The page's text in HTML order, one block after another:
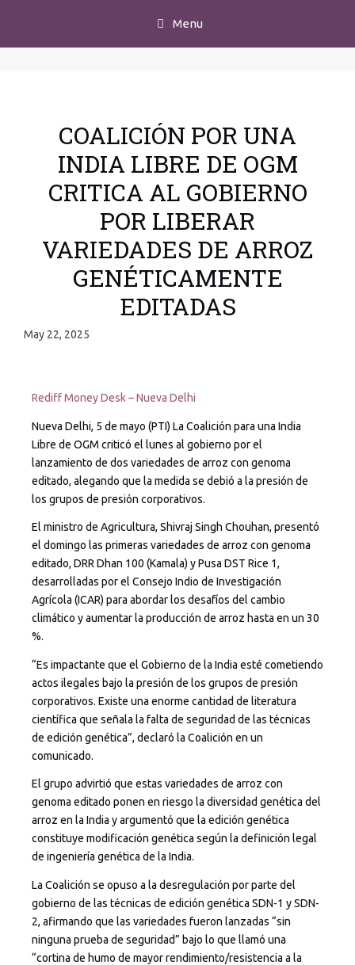
Menu
COALICIÓN POR UNA
INDIA LIBRE DE OGM
CRITICA AL GOBIERNO
POR LIBERAR
VARIEDADES DE ARROZ
GENÉTICAMENTE
EDITADAS
May 22, 2025
Rediff Money Desk – Nueva Delhi
Nueva Delhi, 5 de mayo (PTI) La Coalición para una India
Libre de OGM criticó el lunes al gobierno por el
lanzamiento de dos variedades de arroz con genoma
editado, alegando que la medida se debió a la presión de
los grupos de presión corporativos.
El ministro de Agricultura, Shivraj Singh Chouhan, presentó
el domingo las primeras variedades de arroz con genoma
editado, DRR Dhan 100 (Kamala) y Pusa DST Rice 1,
desarrolladas por el Consejo Indio de Investigación
Agrícola (ICAR) para abordar los desafíos del cambio
climático y aumentar la producción de arroz hasta en un 30
%.
“Es impactante que el Gobierno de la India esté cometiendo
actos ilegales bajo la presión de los grupos de presión
corporativos. Existe una enorme cantidad de literatura
científica que señala la falta de seguridad de las técnicas
de edición genética”, declaró la Coalición en un
comunicado.
El grupo advirtió que estas variedades de arroz con
genoma editado ponen en riesgo la diversidad genética del
arroz en la India y argumentó que la edición genética
constituye modificación genética según la definición legal
de ingeniería genética de la India.
La Coalición se opuso a la desregulación por parte del
gobierno de las técnicas de edición genética SDN-1 y SDN-
2, afirmando que las variedades fueron lanzadas “sin
ninguna prueba de seguridad” bajo lo que llamó una
“cortina de humo de mayor rendimiento/resistencia a la